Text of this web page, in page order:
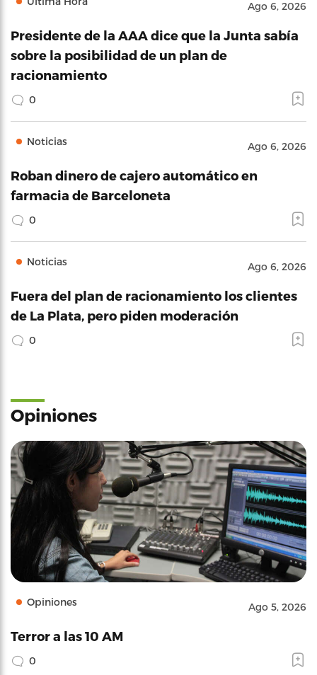
Ago 6, 2026
Presidente de la AAA dice que la Junta sabía
sobre la posibilidad de un plan de
racionamiento
0
Noticias Ago 6, 2026
Roban dinero de cajero automático en
farmacia de Barceloneta
0
Noticias Ago 6, 2026
Fuera del plan de racionamiento los clientes
de La Plata, pero piden moderación
0
Opiniones
Opiniones Ago 5, 2026
Terror a las 10 AM
0